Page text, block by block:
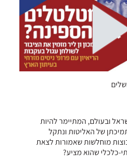
ובעולם, המתיימר להיות
של האליטות ונתקל
מוחלשות שאמורות לצאת
כלכלי שהוא מציע?